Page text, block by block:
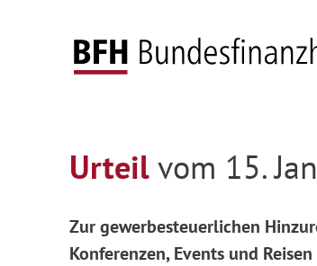
Federal Fiscal Court
Urteilvom 15.
Zur gewerbesteuerlichen
Konferenzen, Events und Reisen